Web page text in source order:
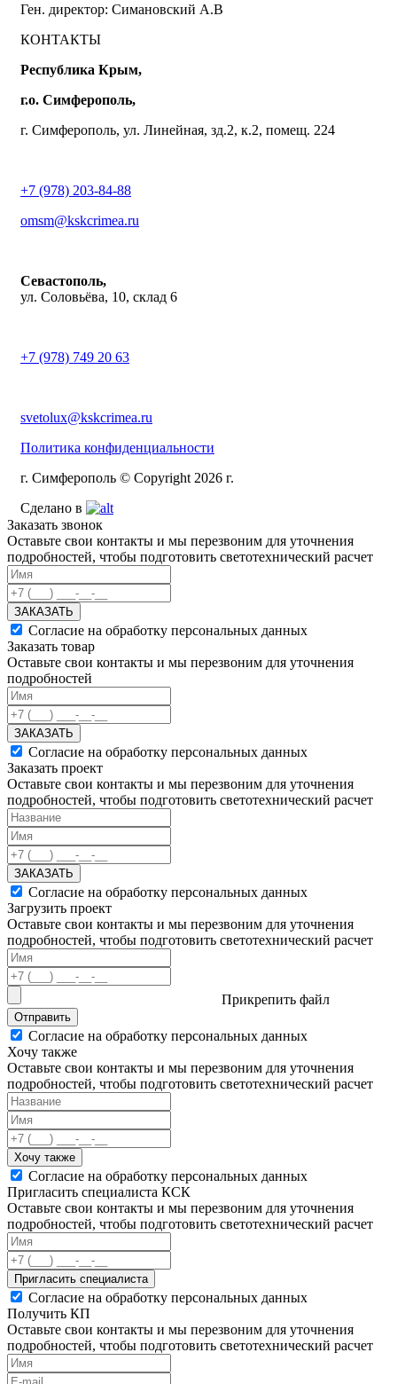
Ген. директор: Симановский А.В
КОНТАКТЫ
Республика Крым,
г.о. Симферополь,
г. Симферополь, ул. Линейная, зд.2, к.2, помещ. 224
+7 (978) 203-84-88
omsm@kskcrimea.ru
Севастополь,
ул. Соловьёва, 10, склад 6
+7 (978) 749 20 63
svetolux@kskcrimea.ru
Политика конфиденциальности
г. Симферополь © Copyright 2026 г.
Сделано в
Заказать звонок
Оставьте свои контакты и мы перезвоним для уточнения
подробностей, чтобы подготовить светотехнический расчет
ЗАКАЗАТЬ
Согласие на обработку персональных данных
Заказать товар
Оставьте свои контакты и мы перезвоним для уточнения
подробностей
ЗАКАЗАТЬ
Согласие на обработку персональных данных
Заказать проект
Оставьте свои контакты и мы перезвоним для уточнения
подробностей, чтобы подготовить светотехнический расчет
ЗАКАЗАТЬ
Согласие на обработку персональных данных
Загрузить проект
Оставьте свои контакты и мы перезвоним для уточнения
подробностей, чтобы подготовить светотехнический расчет
Прикрепить файл
Отправить
Согласие на обработку персональных данных
Хочу также
Оставьте свои контакты и мы перезвоним для уточнения
подробностей, чтобы подготовить светотехнический расчет
Хочу также
Согласие на обработку персональных данных
Пригласить специалиста КСК
Оставьте свои контакты и мы перезвоним для уточнения
подробностей, чтобы подготовить светотехнический расчет
Пригласить специалиста
Согласие на обработку персональных данных
Получить КП
Оставьте свои контакты и мы перезвоним для уточнения
подробностей, чтобы подготовить светотехнический расчет